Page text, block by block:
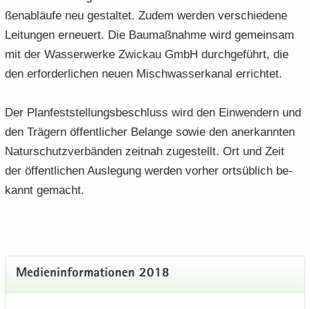
ßen­ab­läu­fe neu ge­stal­tet. Zudem wer­den ver­schie­de­ne
Lei­tun­gen er­neu­ert. Die Bau­maß­nah­me wird ge­mein­sam
mit der Was­ser­wer­ke Zwi­ckau GmbH durch­ge­führt, die
den er­for­der­li­chen neuen Misch­was­ser­ka­nal er­rich­tet.
Der Plan­fest­stel­lungs­be­schluss wird den Ein­wen­dern und
den Trä­gern öf­fent­li­cher Be­lan­ge sowie den an­er­kann­ten
Na­tur­schutz­ver­bän­den zeit­nah zu­ge­stellt. Ort und Zeit
der öf­fent­li­chen Aus­le­gung wer­den vor­her orts­üb­lich be­
kannt ge­macht.
Me­di­en­in­for­ma­tio­nen 2018